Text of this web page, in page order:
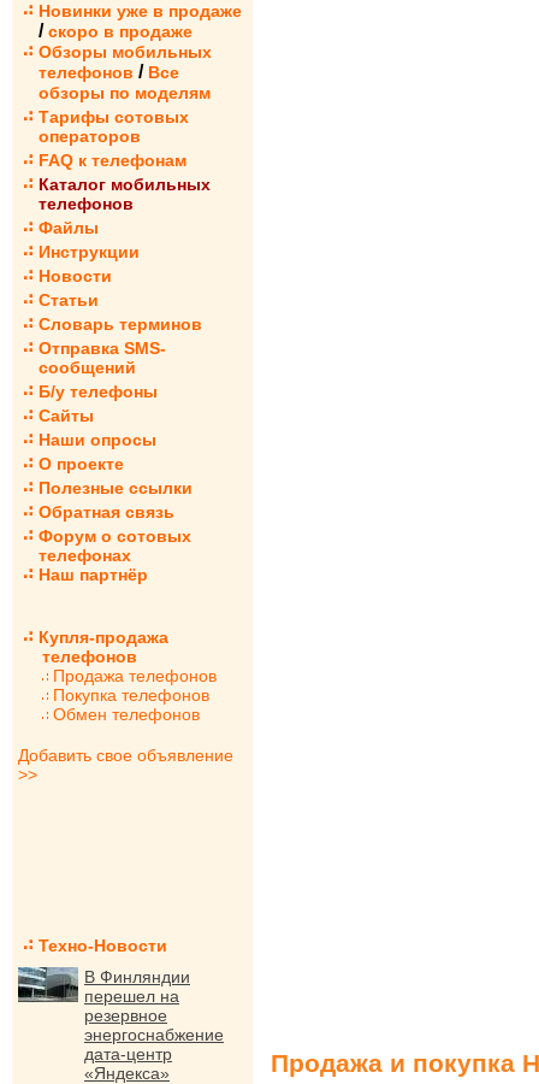
Новинки уже в продаже
/ скоро в продаже
Обзоры мобильных
телефонов / Все
обзоры по моделям
Тарифы сотовых
операторов
FAQ к телефонам
Каталог мобильных
телефонов
Файлы
Инструкции
Новости
Статьи
Словарь терминов
Отправка SMS-
сообщений
Б/у телефоны
Сайты
Наши опросы
О проекте
Полезные ссылки
Обратная связь
Форум о сотовых
телефонах
Наш партнёр
Купля-продажа
телефонов
Продажа телефонов
Покупка телефонов
Обмен телефонов
Добавить свое объявление
>>
Техно-Новости
В Финляндии
перешел на
резервное
энергоснабжение
дата-центр
«Яндекса»
Продажа и покупка